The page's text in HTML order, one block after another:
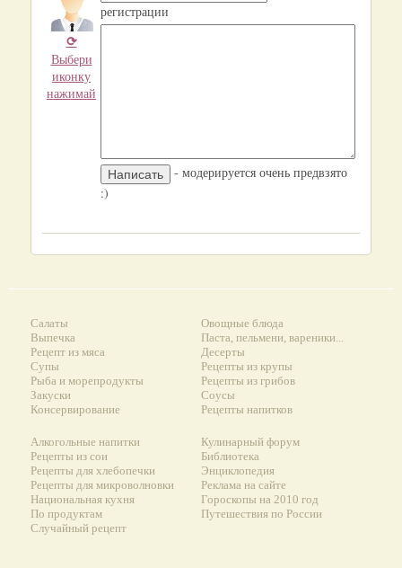
⟳
Выбери
иконку
нажимай
регистрации
- модерируется очень предвзято
:)
Салаты
Выпечка
Рецепт из мяса
Супы
Рыба и морепродукты
Закуски
Консервирование
Овощные блюда
Паста, пельмени, вареники...
Десерты
Рецепты из крупы
Рецепты из грибов
Соусы
Рецепты напитков
Алкогольные напитки
Рецепты из сои
Рецепты для хлебопечки
Рецепты для микроволновки
Национальная кухня
По продуктам
Случайный рецепт
Кулинарный форум
Библиотека
Энциклопедия
Реклама на сайте
Гороскопы на 2010 год
Путешествия по России